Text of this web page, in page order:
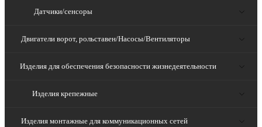
Датчики/сенсоры
Двигатели ворот, рольставен/Насосы/Вентиляторы
Изделия для обеспечения безопасности жизнедеятельности
Изделия крепежные
Изделия монтажные для коммуникационных сетей